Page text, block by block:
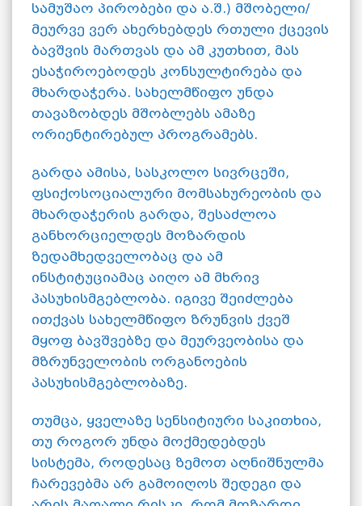
სამუშაო პირობები და ა.შ.) მშობელი/
მეურვე ვერ ახერხებდეს რთული ქცევის
ბავშვის მართვას და ამ კუთხით, მას
ესაჭიროებოდეს კონსულტირება და
მხარდაჭერა. სახელმწიფო უნდა
თავაზობდეს მშობლებს ამაზე
ორიენტირებულ პროგრამებს.
გარდა ამისა, სასკოლო სივრცეში,
ფსიქოსოციალური მომსახურეობის და
მხარდაჭერის გარდა, შესაძლოა
განხორციელდეს მოზარდის
ზედამხედველობაც და ამ
ინსტიტუციამაც აიღო ამ მხრივ
პასუხისმგებლობა. იგივე შეიძლება
ითქვას სახელმწიფო ზრუნვის ქვეშ
მყოფ ბავშვებზე და მეურვეობისა და
მზრუნველობის ორგანოების
პასუხისმგებლობაზე.
თუმცა, ყველაზე სენსიტიური საკითხია,
თუ როგორ უნდა მოქმედებდეს
სისტემა, როდესაც ზემოთ აღნიშნულმა
ჩარევებმა არ გამოიღოს შედეგი და